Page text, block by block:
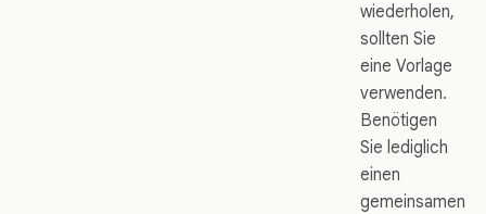
wiederholen,
sollten Sie
eine Vorlage
verwenden.
Benötigen
Sie lediglich
einen
gemeinsamen